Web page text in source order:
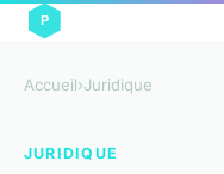
Accueil›Juridique
JURIDIQUE